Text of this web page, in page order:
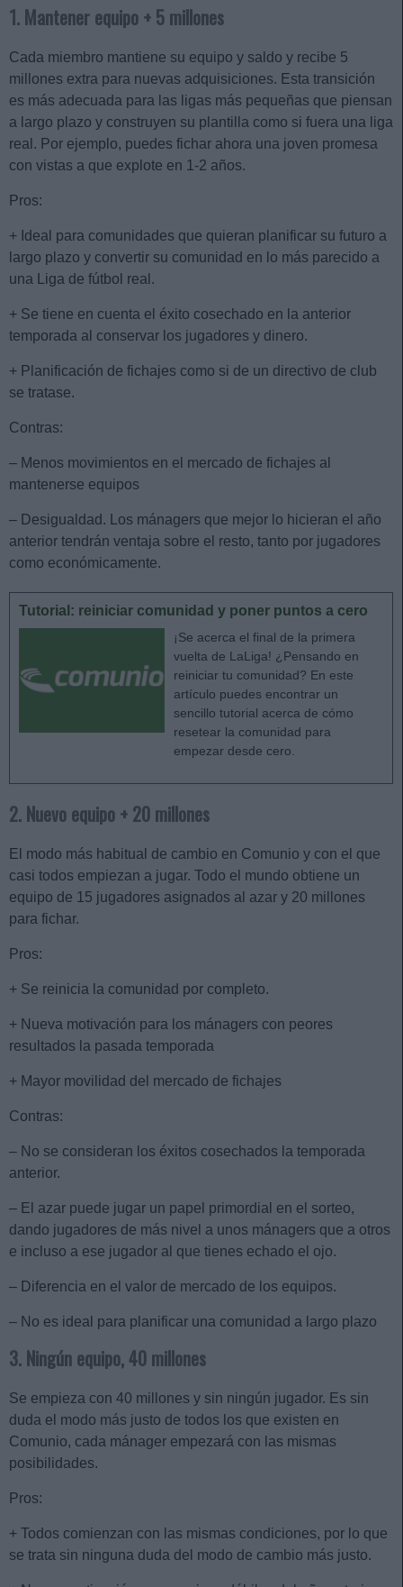
1. Mantener equipo + 5 millones
Cada miembro mantiene su equipo y saldo y recibe 5
millones extra para nuevas adquisiciones. Esta transición
es más adecuada para las ligas más pequeñas que piensan
a largo plazo y construyen su plantilla como si fuera una liga
real. Por ejemplo, puedes fichar ahora una joven promesa
con vistas a que explote en 1-2 años.
Pros:
+ Ideal para comunidades que quieran planificar su futuro a
largo plazo y convertir su comunidad en lo más parecido a
una Liga de fútbol real.
+ Se tiene en cuenta el éxito cosechado en la anterior
temporada al conservar los jugadores y dinero.
+ Planificación de fichajes como si de un directivo de club
se tratase.
Contras:
– Menos movimientos en el mercado de fichajes al
mantenerse equipos
– Desigualdad. Los mánagers que mejor lo hicieran el año
anterior tendrán ventaja sobre el resto, tanto por jugadores
como económicamente.
Tutorial: reiniciar comunidad y poner puntos a cero
¡Se acerca el final de la primera
vuelta de LaLiga! ¿Pensando en
reiniciar tu comunidad? En este
artículo puedes encontrar un
sencillo tutorial acerca de cómo
resetear la comunidad para
empezar desde cero.
2. Nuevo equipo + 20 millones
El modo más habitual de cambio en Comunio y con el que
casi todos empiezan a jugar. Todo el mundo obtiene un
equipo de 15 jugadores asignados al azar y 20 millones
para fichar.
Pros:
+ Se reinicia la comunidad por completo.
+ Nueva motivación para los mánagers con peores
resultados la pasada temporada
+ Mayor movilidad del mercado de fichajes
Contras:
– No se consideran los éxitos cosechados la temporada
anterior.
– El azar puede jugar un papel primordial en el sorteo,
dando jugadores de más nivel a unos mánagers que a otros
e incluso a ese jugador al que tienes echado el ojo.
– Diferencia en el valor de mercado de los equipos.
– No es ideal para planificar una comunidad a largo plazo
3. Ningún equipo, 40 millones
Se empieza con 40 millones y sin ningún jugador. Es sin
duda el modo más justo de todos los que existen en
Comunio, cada mánager empezará con las mismas
posibilidades.
Pros:
+ Todos comienzan con las mismas condiciones, por lo que
se trata sin ninguna duda del modo de cambio más justo.